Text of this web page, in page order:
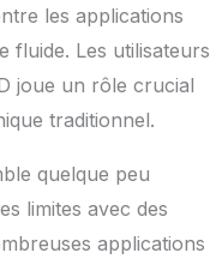
les applications
fluide. Les utilisateurs
joue un rôle crucial
traditionnel.
quelque peu
limites avec des
applications